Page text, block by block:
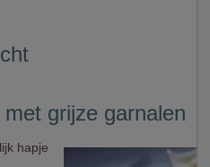
grijze garnalen
hapje